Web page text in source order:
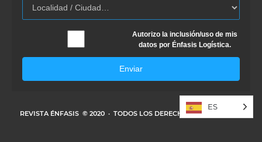
Autorizo la inclusión/uso de mis
datos por Énfasis Logística.
Enviar
REVISTA ÉNFASIS © 2020 · TODOS LOS DERECHOS RESERVADOS
ES